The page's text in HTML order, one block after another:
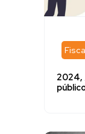
2024,